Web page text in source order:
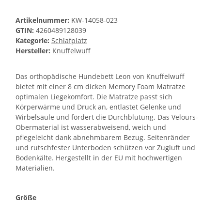
Artikelnummer: KW-14058-023
GTIN: 4260489128039
Kategorie: Schlafplatz
Hersteller: Knuffelwuff
Das orthopädische Hundebett Leon von Knuffelwuff
bietet mit einer 8 cm dicken Memory Foam Matratze
optimalen Liegekomfort. Die Matratze passt sich
Körperwärme und Druck an, entlastet Gelenke und
Wirbelsäule und fördert die Durchblutung. Das Velours-
Obermaterial ist wasserabweisend, weich und
pflegeleicht dank abnehmbarem Bezug. Seitenränder
und rutschfester Unterboden schützen vor Zugluft und
Bodenkälte. Hergestellt in der EU mit hochwertigen
Materialien.
Größe